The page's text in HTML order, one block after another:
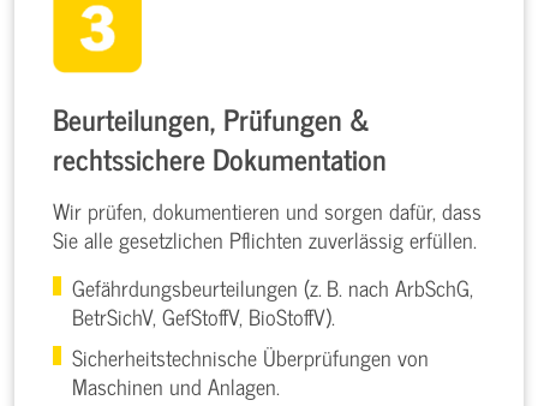
Beurteilungen, Prüfungen &
rechtssichere Dokumentation
Wir prüfen, dokumentieren und sorgen dafür, dass
Sie alle gesetzlichen Pflichten zuverlässig erfüllen.
Gefährdungsbeurteilungen (z. B. nach ArbSchG,
BetrSichV, GefStoffV, BioStoffV).
Sicherheitstechnische Überprüfungen von
Maschinen und Anlagen.